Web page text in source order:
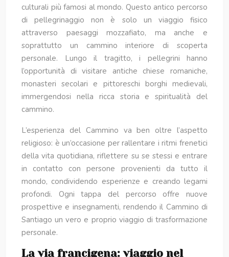
culturali più famosi al mondo. Questo antico percorso
di pellegrinaggio non è solo un viaggio fisico
attraverso paesaggi mozzafiato, ma anche e
soprattutto un cammino interiore di scoperta
personale. Lungo il tragitto, i pellegrini hanno
l’opportunità di visitare antiche chiese romaniche,
monasteri secolari e pittoreschi borghi medievali,
immergendosi nella ricca storia e spiritualità del
cammino.
L’esperienza del Cammino va ben oltre l’aspetto
religioso: è un’occasione per rallentare i ritmi frenetici
della vita quotidiana, riflettere su se stessi e entrare
in contatto con persone provenienti da tutto il
mondo, condividendo esperienze e creando legami
profondi. Ogni tappa del percorso offre nuove
prospettive e insegnamenti, rendendo il Cammino di
Santiago un vero e proprio viaggio di trasformazione
personale.
La via francigena: viaggio nel